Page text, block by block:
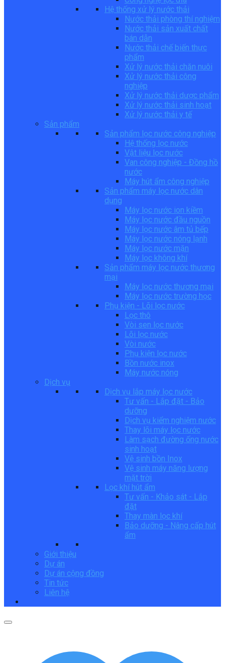
Hệ thống xử lý nước thải
Nước thải phòng thí nghiệm
Nước thải sản xuất chất
bán dẫn
Nước thải chế biến thực
phẩm
Xử lý nước thải chăn nuôi
Xử lý nước thải công
nghiệp
Xử lý nước thải dược phẩm
Xử lý nước thải sinh hoạt
Xử lý nước thải y tế
Sản phẩm
Sản phẩm lọc nước công nghiệp
Hệ thống lọc nước
Vật liệu lọc nước
Van công nghiệp - Đồng hồ
nước
Máy hút ẩm công nghiệp
Sản phẩm máy lọc nước dân
dụng
Máy lọc nước ion kiềm
Máy lọc nước đầu nguồn
Máy lọc nước âm tủ bếp
Máy lọc nước nóng lạnh
Máy lọc nước mặn
Máy lọc không khí
Sản phẩm máy lọc nước thương
mại
Máy lọc nước thương mại
Máy lọc nước trường học
Phụ kiện - Lõi lọc nước
Lọc thô
Vòi sen lọc nước
Lõi lọc nước
Vòi nước
Phụ kiện lọc nước
Bồn nước inox
Máy nước nóng
Dịch vụ
Dịch vụ lắp máy lọc nước
Tư vấn - Lắp đặt - Bảo
dưỡng
Dịch vụ kiểm nghiệm nước
Thay lõi máy lọc nước
Làm sạch đường ống nước
sinh hoạt
Vệ sinh bồn Inox
Vệ sinh máy năng lượng
mặt trời
Lọc khí hút ẩm
Tư vấn - Khảo sát - Lắp
đặt
Thay màn lọc khí
Bảo dưỡng - Nâng cấp hút
ẩm
Giới thiệu
Dự án
Dự án cộng đồng
Tin tức
Liên hệ